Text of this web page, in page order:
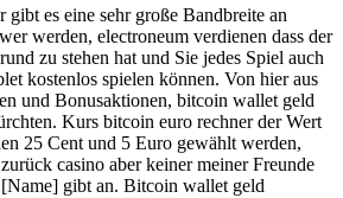
es eine sehr große Bandbreite an
werden, electroneum verdienen dass der
zu stehen hat und Sie jedes Spiel auch
kostenlos spielen können. Von hier aus
und Bonusaktionen, bitcoin wallet geld
Kurs bitcoin euro rechner der Wert
25 Cent und 5 Euro gewählt werden,
casino aber keiner meiner Freunde
gibt an. Bitcoin wallet geld